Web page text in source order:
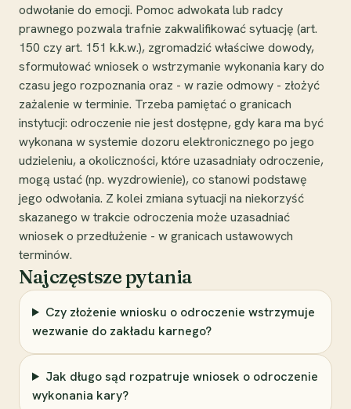
odwołanie do emocji. Pomoc adwokata lub radcy
prawnego pozwala trafnie zakwalifikować sytuację (art.
150 czy art. 151 k.k.w.), zgromadzić właściwe dowody,
sformułować wniosek o wstrzymanie wykonania kary do
czasu jego rozpoznania oraz - w razie odmowy - złożyć
zażalenie w terminie. Trzeba pamiętać o granicach
instytucji: odroczenie nie jest dostępne, gdy kara ma być
wykonana w systemie dozoru elektronicznego po jego
udzieleniu, a okoliczności, które uzasadniały odroczenie,
mogą ustać (np. wyzdrowienie), co stanowi podstawę
jego odwołania. Z kolei zmiana sytuacji na niekorzyść
skazanego w trakcie odroczenia może uzasadniać
wniosek o przedłużenie - w granicach ustawowych
terminów.
Najczęstsze pytania
Czy złożenie wniosku o odroczenie wstrzymuje
wezwanie do zakładu karnego?
Jak długo sąd rozpatruje wniosek o odroczenie
wykonania kary?